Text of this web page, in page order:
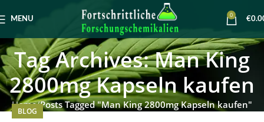
MENU
0
€
Tag Archives: Man King
2800mg Kapseln kaufen
Home Posts Tagged "Man King 2800mg Kapseln kaufen"
BLOG